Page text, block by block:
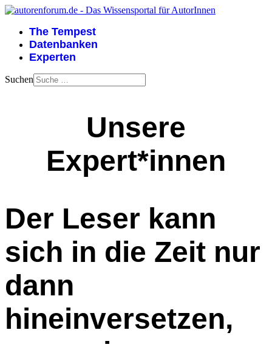
The Tempest
Datenbanken
Experten
Suchen
Unsere
Expert*innen
Der Leser kann
sich in die Zeit nur
dann
hineinversetzen,